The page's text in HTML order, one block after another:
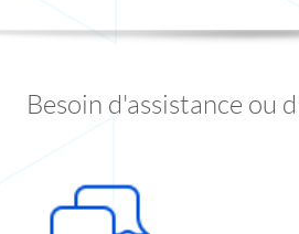
Besoin d'assistance ou